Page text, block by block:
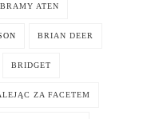
BRAMY ATEN
BRIAN DEER
BRIDGET
ZA FACETEM